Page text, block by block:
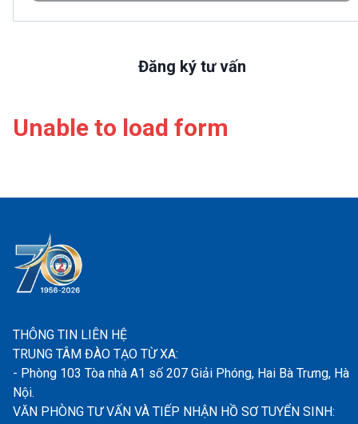
Đăng ký tư vấn
Unable to load form
THÔNG TIN LIÊN HỆ
TRUNG TÂM ĐÀO TẠO TỪ XA:
- Phòng 103 Tòa nhà A1 số 207 Giải Phóng, Hai Bà Trưng, Hà
Nội.
VĂN PHÒNG TƯ VẤN VÀ TIẾP NHẬN HỒ SƠ TUYỂN SINH: